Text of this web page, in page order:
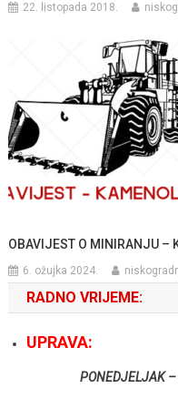
22. listopada 2018.
OBAVIJEST O MINIRANJU –
6. ožujka 2024.
RADNO VRIJEME:
UPRAVA:
PONEDJELJAK